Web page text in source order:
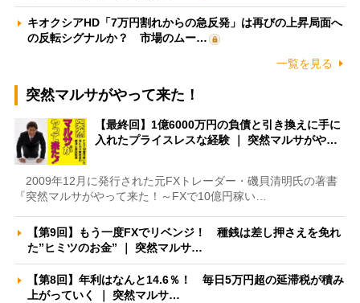
キオクシアHD「7万円割れからの急反発」は再びの上昇局面へ
の反転シグナルか？ 市場のムー…
一覧を見る
突然マルサがやって来た！
【最終回】1億6000万円の負債と引き換えに手に
入れたプライスレスな経験 ｜ 突然マルサがや…
2009年12月に発行された元FXトレーダー・磯貝清明氏の著書
『突然マルサがやって来た！～FXで10億円稼い…
【第9回】もう一度FXでリベンジ！ 種銭は差し押さえを免れ
た”ヒミツのお金” ｜ 突然マルサ…
【第8回】年利はなんと14.6％！ 毎日5万円超の延滞税が積み
上がっていく ｜ 突然マルサ…